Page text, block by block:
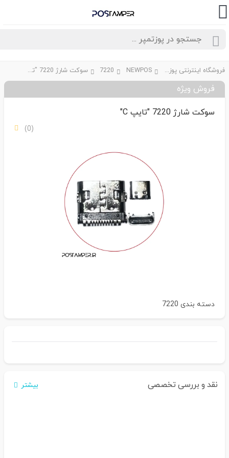
فروشگاه اینترنتی پوزتمپر NEWPOS
7220 سوکت شارژ 7220 "تایپ C"
فروش ویژه
سوکت شارژ 7220 "تایپ C"
دسته بندی7220
نقد و بررسی تخصصی بیشتر